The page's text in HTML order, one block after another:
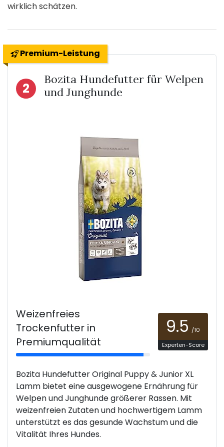
wirklich schätzen.
Premium-Leistung
2
Bozita Hundefutter für Welpen
und Junghunde
Weizenfreies
Trockenfutter in
Premiumqualität
9.5 /10
Experten-Score
Bozita Hundefutter Original Puppy & Junior XL
Lamm bietet eine ausgewogene Ernährung für
Welpen und Junghunde größerer Rassen. Mit
weizenfreien Zutaten und hochwertigem Lamm
unterstützt es das gesunde Wachstum und die
Vitalität Ihres Hundes.